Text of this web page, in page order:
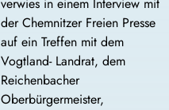
verwies in einem Interview mit
der Chemnitzer Freien Presse
auf ein Treffen mit dem
Vogtland- Landrat, dem
Reichenbacher
Oberbürgermeister,